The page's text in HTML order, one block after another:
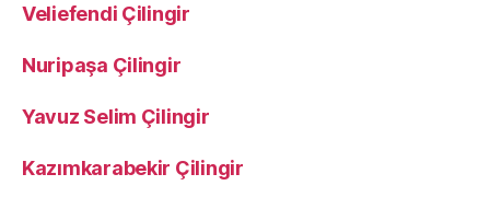
Veliefendi Çilingir
Nuripaşa Çilingir
Yavuz Selim Çilingir
Kazımkarabekir Çilingir